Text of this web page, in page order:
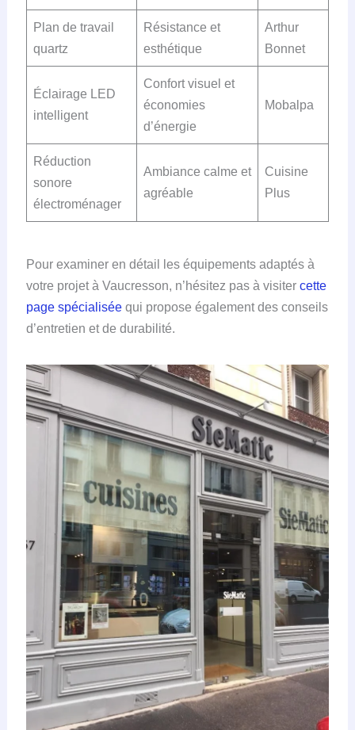
Plan de travail
quartz
Résistance et
esthétique
Arthur
Bonnet
Éclairage LED
intelligent
Confort visuel et
économies
d’énergie
Mobalpa
Réduction
sonore
électroménager
Ambiance calme et
agréable
Cuisine
Plus
Pour examiner en détail les équipements adaptés à
votre projet à Vaucresson, n’hésitez pas à visiter cette
page spécialiséequi propose également des conseils
d’entretien et de durabilité.